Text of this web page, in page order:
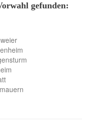
gefunden: